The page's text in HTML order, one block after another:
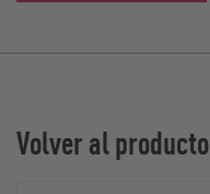
Volver al producto